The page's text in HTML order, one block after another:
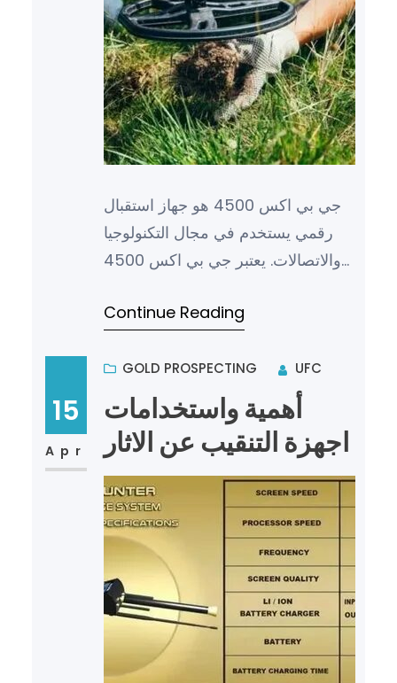
جي بي اكس 4500 هو جهاز استقبال
رقمي يستخدم في مجال التكنولوجيا
والاتصالات. يعتبر جي بي اكس 4500
Continue Reading
15
Apr
GOLD PROSPECTING UFC
أهمية واستخدامات
اجهزة التنقيب عن الاثار